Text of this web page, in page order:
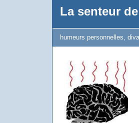
La senteur
humeurs personnelles,